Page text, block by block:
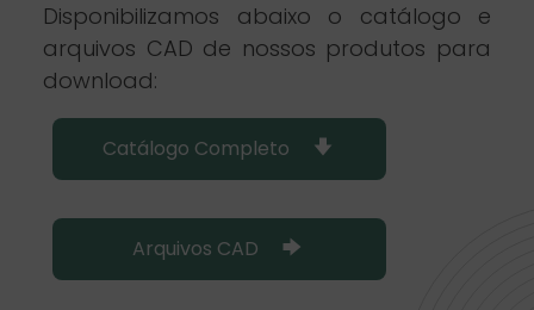
Disponibilizamos abaixo o catálogo e
arquivos CAD de nossos produtos para
download:
Catálogo Completo
Arquivos CAD